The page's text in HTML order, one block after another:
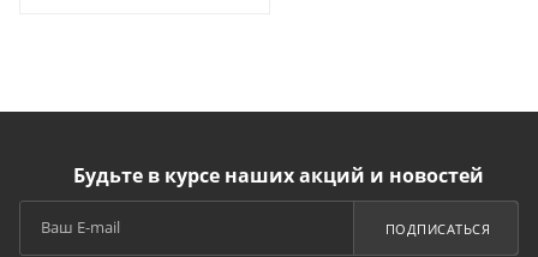
Будьте в курсе наших акций и новостей
ПОДПИСАТЬСЯ